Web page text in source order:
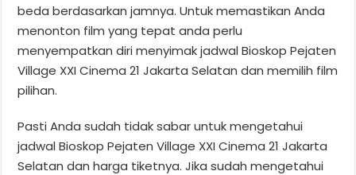
beda berdasarkan jamnya. Untuk memastikan Anda
menonton film yang tepat anda perlu
menyempatkan diri menyimak jadwal Bioskop Pejaten
Village XXI Cinema 21 Jakarta Selatan dan memilih film
pilihan.
Pasti Anda sudah tidak sabar untuk mengetahui
jadwal Bioskop Pejaten Village XXI Cinema 21 Jakarta
Selatan dan harga tiketnya. Jika sudah mengetahui